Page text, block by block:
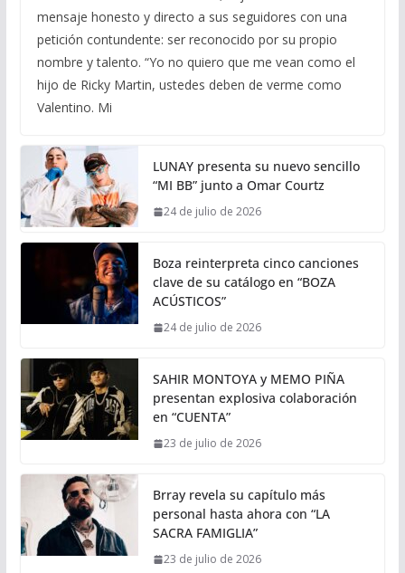
mensaje honesto y directo a sus seguidores con una
petición contundente: ser reconocido por su propio
nombre y talento. “Yo no quiero que me vean como el
hijo de Ricky Martin, ustedes deben de verme como
Valentino. Mi
LUNAY presenta su nuevo sencillo
“MI BB” junto a Omar Courtz
24 de julio de 2026
Boza reinterpreta cinco canciones
clave de su catálogo en “BOZA
ACÚSTICOS”
24 de julio de 2026
SAHIR MONTOYA y MEMO PIÑA
presentan explosiva colaboración
en “CUENTA”
23 de julio de 2026
Brray revela su capítulo más
personal hasta ahora con “LA
SACRA FAMIGLIA”
23 de julio de 2026